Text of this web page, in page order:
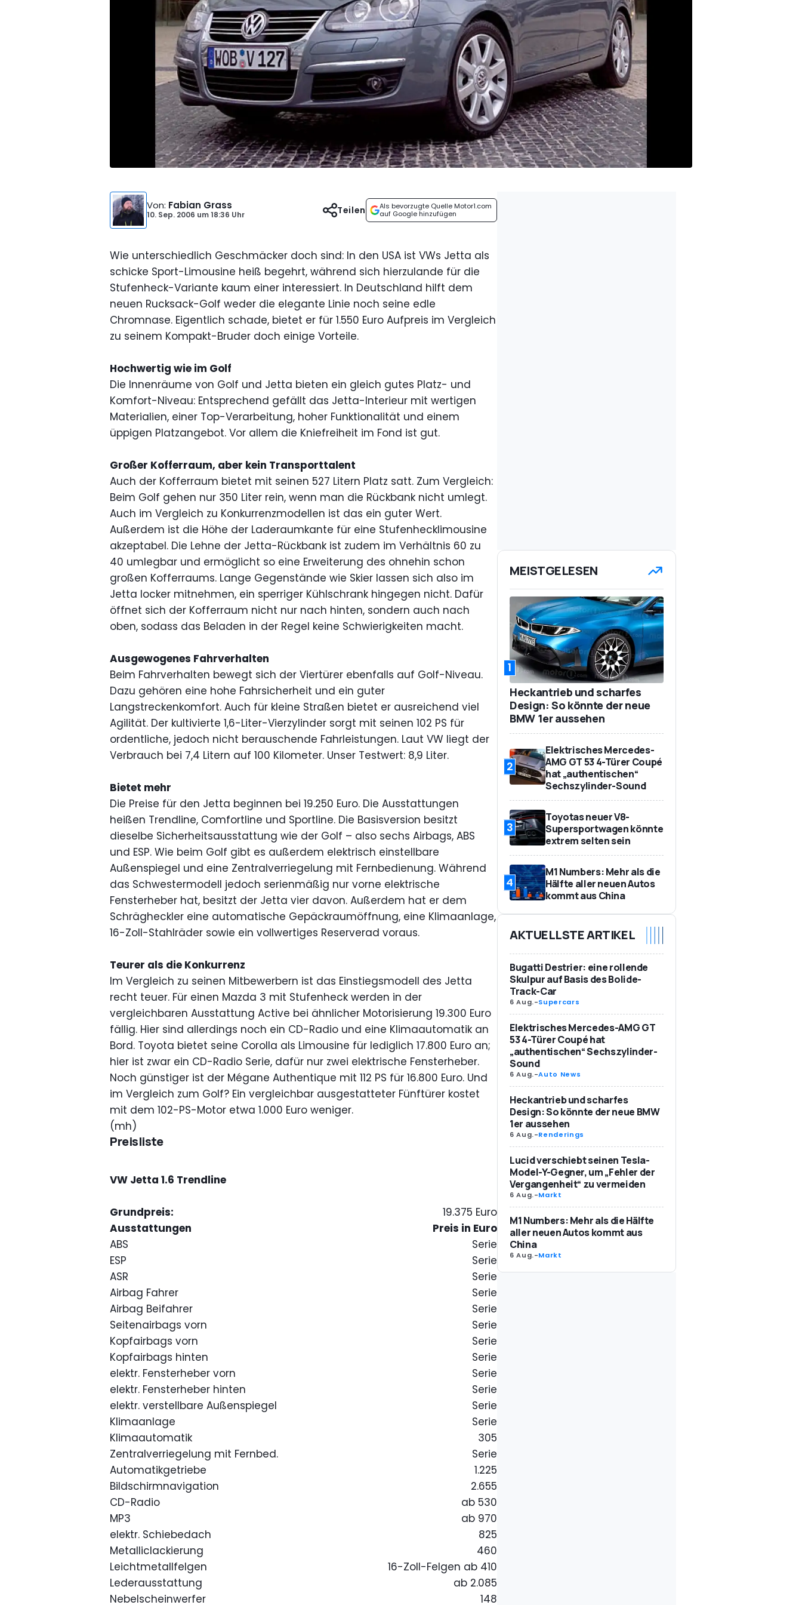
Von: Fabian Grass
10. Sep. 2006 um18:36 Uhr
Als bevorzugte Quelle Motor1.com
auf Google hinzufügen
Teilen
Wie unterschiedlich Geschmäcker doch sind: In den USA ist VWs Jetta als
schicke Sport-Limousine heiß begehrt, während sich hierzulande für die
Stufenheck-Variante kaum einer interessiert. In Deutschland hilft dem
neuen Rucksack-Golf weder die elegante Linie noch seine edle
Chromnase. Eigentlich schade, bietet er für 1.550 Euro Aufpreis im Vergleich
zu seinem Kompakt-Bruder doch einige Vorteile.
Hochwertig wie im Golf
Die Innenräume von Golf und Jetta bieten ein gleich gutes Platz- und
Komfort-Niveau: Entsprechend gefällt das Jetta-Interieur mit wertigen
Materialien, einer Top-Verarbeitung, hoher Funktionalität und einem
üppigen Platzangebot. Vor allem die Kniefreiheit im Fond ist gut.
Großer Kofferraum, aber kein Transporttalent
Auch der Kofferraum bietet mit seinen 527 Litern Platz satt. Zum Vergleich:
Beim Golf gehen nur 350 Liter rein, wenn man die Rückbank nicht umlegt.
Auch im Vergleich zu Konkurrenzmodellen ist das ein guter Wert.
Außerdem ist die Höhe der Laderaumkante für eine Stufenhecklimousine
akzeptabel. Die Lehne der Jetta-Rückbank ist zudem im Verhältnis 60 zu
40 umlegbar und ermöglicht so eine Erweiterung des ohnehin schon
großen Kofferraums. Lange Gegenstände wie Skier lassen sich also im
Jetta locker mitnehmen, ein sperriger Kühlschrank hingegen nicht. Dafür
öffnet sich der Kofferraum nicht nur nach hinten, sondern auch nach
oben, sodass das Beladen in der Regel keine Schwierigkeiten macht.
Ausgewogenes Fahrverhalten
Beim Fahrverhalten bewegt sich der Viertürer ebenfalls auf Golf-Niveau.
Dazu gehören eine hohe Fahrsicherheit und ein guter
Langstreckenkomfort. Auch für kleine Straßen bietet er ausreichend viel
Agilität. Der kultivierte 1,6-Liter-Vierzylinder sorgt mit seinen 102 PS für
ordentliche, jedoch nicht berauschende Fahrleistungen. Laut VW liegt der
Verbrauch bei 7,4 Litern auf 100 Kilometer. Unser Testwert: 8,9 Liter.
Bietet mehr
Die Preise für den Jetta beginnen bei 19.250 Euro. Die Ausstattungen
heißen Trendline, Comfortline und Sportline. Die Basisversion besitzt
dieselbe Sicherheitsausstattung wie der Golf – also sechs Airbags, ABS
und ESP. Wie beim Golf gibt es außerdem elektrisch einstellbare
Außenspiegel und eine Zentralverriegelung mit Fernbedienung. Während
das Schwestermodell jedoch serienmäßig nur vorne elektrische
Fensterheber hat, besitzt der Jetta vier davon. Außerdem hat er dem
Schrägheckler eine automatische Gepäckraumöffnung, eine Klimaanlage,
16-Zoll-Stahlräder sowie ein vollwertiges Reserverad voraus.
Teurer als die Konkurrenz
Im Vergleich zu seinen Mitbewerbern ist das Einstiegsmodell des Jetta
recht teuer. Für einen Mazda 3 mit Stufenheck werden in der
vergleichbaren Ausstattung Active bei ähnlicher Motorisierung 19.300 Euro
fällig. Hier sind allerdings noch ein CD-Radio und eine Klimaautomatik an
Bord. Toyota bietet seine Corolla als Limousine für lediglich 17.800 Euro an;
hier ist zwar ein CD-Radio Serie, dafür nur zwei elektrische Fensterheber.
Noch günstiger ist der Mégane Authentique mit 112 PS für 16.800 Euro. Und
im Vergleich zum Golf? Ein vergleichbar ausgestatteter Fünftürer kostet
mit dem 102-PS-Motor etwa 1.000 Euro weniger.
(mh)
Preisliste
VW Jetta 1.6 Trendline
Grundpreis:
19.375 Euro
Ausstattungen
Preis in Euro
ABS
Serie
ESP
Serie
ASR
Serie
Airbag Fahrer
Serie
Airbag Beifahrer
Serie
Seitenairbags vorn
Serie
Kopfairbags vorn
Serie
Kopfairbags hinten
Serie
elektr. Fensterheber vorn
Serie
elektr. Fensterheber hinten
Serie
elektr. verstellbare Außenspiegel
Serie
Klimaanlage
Serie
Klimaautomatik
305
Zentralverriegelung mit Fernbed.
Serie
Automatikgetriebe
1.225
Bildschirmnavigation
2.655
CD-Radio
ab 530
MP3
ab 970
elektr. Schiebedach
825
Metalliclackierung
460
Leichtmetallfelgen
16-Zoll-Felgen ab 410
Lederausstattung
ab 2.085
Nebelscheinwerfer
148
MEISTGELESEN
1
Heckantrieb und scharfes
Design: So könnte der neue
BMW 1er aussehen
2
Elektrisches Mercedes-
AMG GT 53 4-Türer Coupé
hat „authentischen“
Sechszylinder-Sound
3
Toyotas neuer V8-
Supersportwagen könnte
extrem selten sein
4
M1 Numbers: Mehr als die
Hälfte aller neuen Autos
kommt aus China
AKTUELLSTE ARTIKEL
Bugatti Destrier: eine rollende
Skulpur auf Basis des Bolide-
Track-Car
6 Aug.-Supercars
Elektrisches Mercedes-AMG GT
53 4-Türer Coupé hat
„authentischen“ Sechszylinder-
Sound
6 Aug.-Auto News
Heckantrieb und scharfes
Design: So könnte der neue BMW
1er aussehen
6 Aug.-Renderings
Lucid verschiebt seinen Tesla-
Model-Y-Gegner, um „Fehler der
Vergangenheit“ zu vermeiden
6 Aug.-Markt
M1 Numbers: Mehr als die Hälfte
aller neuen Autos kommt aus
China
6 Aug.-Markt